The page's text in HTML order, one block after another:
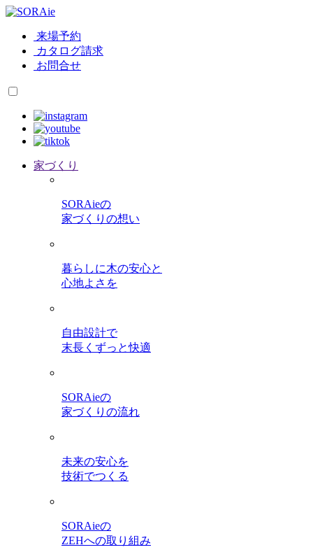
来場予約
カタログ請求
お問合せ
家づくり
SORAieの
家づくりの想い
暮らしに木の安心と
心地よさを
自由設計で
末長くずっと快適
SORAieの
家づくりの流れ
未来の安心を
技術でつくる
SORAieの
ZEHへの取り組み